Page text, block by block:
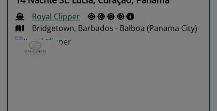
Royal Clipper
Bridgetown, Barbados - Balboa (Panama City)